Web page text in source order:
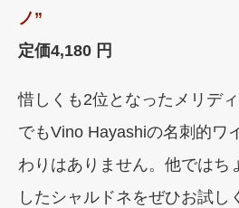
ノ”
定価4,180 円
惜しくも2位となったメリデ
でもVino Hayashiの名刺的ワ
わりはありません。他ではち
したシャルドネをぜひお試し